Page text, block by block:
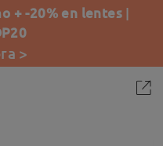
+ -20% en lentes |
>